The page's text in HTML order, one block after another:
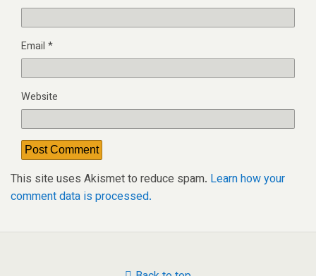
Email *
Website
This site uses Akismet to reduce spam. Learn how your
comment data is processed.